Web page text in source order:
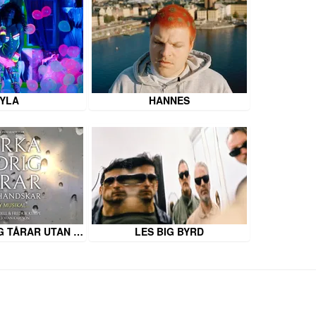
HANNES
TÅRAR UTAN … LES BIG BYRD